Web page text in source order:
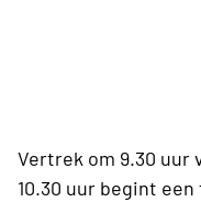
Vertrek om 9.30 uur
10.30 uur begint